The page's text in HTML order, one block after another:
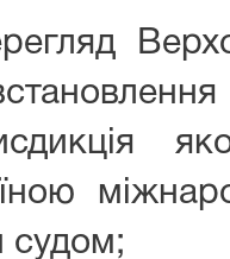
судом;